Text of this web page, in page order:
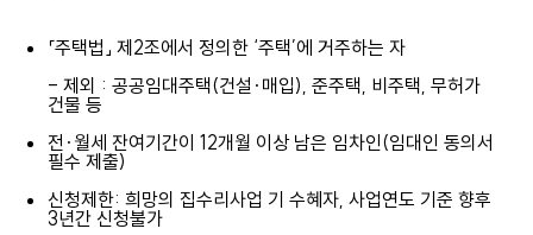
「주택법」 제2조에서 정의한 ‘주택’에 거주하는 자
- 제외 : 공공임대주택(건설·매입), 준주택, 비주택, 무허가
건물 등
전·월세 잔여기간이 12개월 이상 남은 임차인(임대인 동의서
필수 제출)
신청제한: 희망의 집수리사업 기 수혜자, 사업연도 기준 향후
3년간 신청불가